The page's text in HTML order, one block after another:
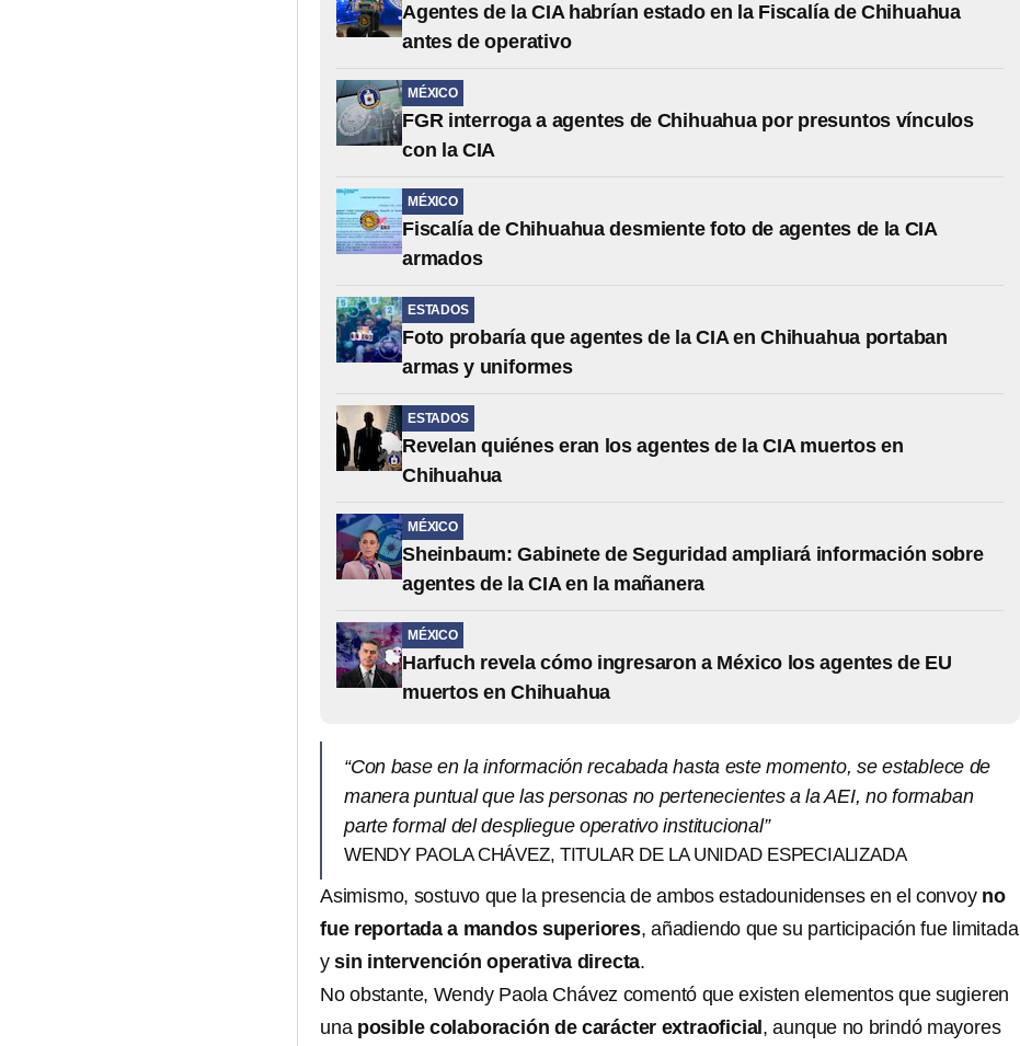
Agentes de la CIA habrían estado en la Fiscalía de Chihuahua
antes de operativo
MÉXICO
FGR interroga a agentes de Chihuahua por presuntos vínculos
con la CIA
MÉXICO
Fiscalía de Chihuahua desmiente foto de agentes de la CIA
armados
ESTADOS
Foto probaría que agentes de la CIA en Chihuahua portaban
armas y uniformes
ESTADOS
Revelan quiénes eran los agentes de la CIA muertos en
Chihuahua
MÉXICO
Sheinbaum: Gabinete de Seguridad ampliará información sobre
agentes de la CIA en la mañanera
MÉXICO
Harfuch revela cómo ingresaron a México los agentes de EU
muertos en Chihuahua
“Con base en la información recabada hasta este momento, se establece de
manera puntual que las personas no pertenecientes a la AEI, no formaban
parte formal del despliegue operativo institucional”
WENDY PAOLA CHÁVEZ, TITULAR DE LA UNIDAD ESPECIALIZADA
Asimismo, sostuvo que la presencia de ambos estadounidenses en el convoy no
fue reportada a mandos superiores, añadiendo que su participación fue limitada
ysin intervención operativa directa.
No obstante, Wendy Paola Chávez comentó que existen elementos que sugieren
una posible colaboración de carácter extraoficial , aunque no brindó mayores